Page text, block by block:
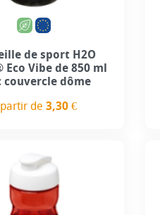
de sport H2O
Eco Vibe de 850 ml
couvercle dôme
de3,30 €